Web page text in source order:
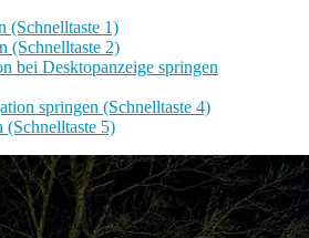
(Schnelltaste 1)
(Schnelltaste 2)
bei Desktopanzeige springen
springen (Schnelltaste 4)
(Schnelltaste 5)